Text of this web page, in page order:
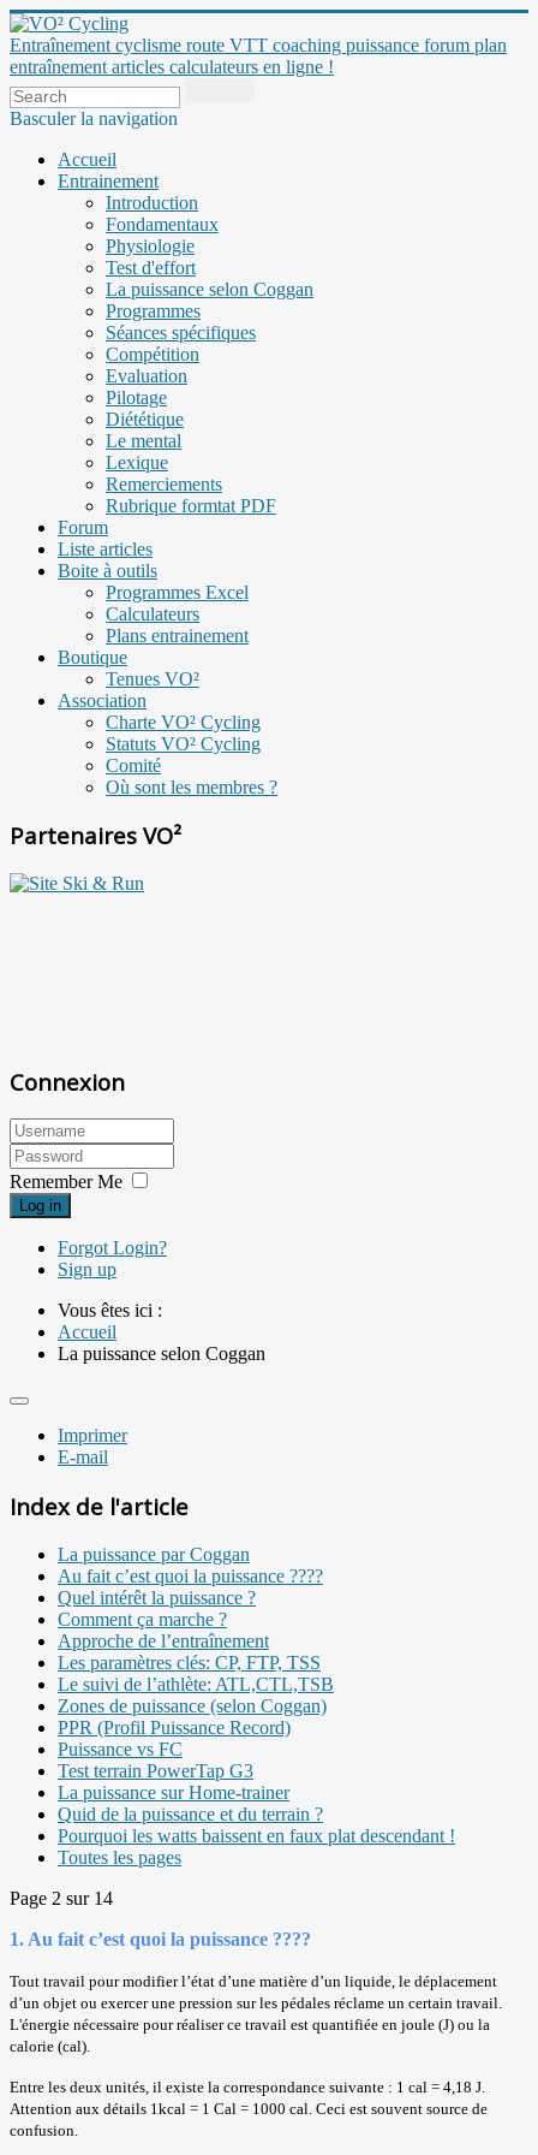
Entraînement cyclisme route VTT coaching puissance forum plan
entraînement articles calculateurs en ligne !
Basculer la navigation
Accueil
Entrainement
Introduction
Fondamentaux
Physiologie
Test d'effort
La puissance selon Coggan
Programmes
Séances spécifiques
Compétition
Evaluation
Pilotage
Diététique
Le mental
Lexique
Remerciements
Rubrique formtat PDF
Forum
Liste articles
Boite à outils
Programmes Excel
Calculateurs
Plans entrainement
Boutique
Tenues VO²
Association
Charte VO² Cycling
Statuts VO² Cycling
Comité
Où sont les membres ?
Partenaires VO²
Connexion
Remember Me
Log in
Forgot Login?
Sign up
Vous êtes ici :
Accueil
La puissance selon Coggan
Imprimer
E-mail
Index de l'article
La puissance par Coggan
Au fait c’est quoi la puissance ????
Quel intérêt la puissance ?
Comment ça marche ?
Approche de l’entraînement
Les paramètres clés: CP, FTP, TSS
Le suivi de l’athlète: ATL,CTL,TSB
Zones de puissance (selon Coggan)
PPR (Profil Puissance Record)
Puissance vs FC
Test terrain PowerTap G3
La puissance sur Home-trainer
Quid de la puissance et du terrain ?
Pourquoi les watts baissent en faux plat descendant !
Toutes les pages
Page 2 sur 14
1. Au fait c’est quoi la puissance ????
Tout travail pour modifier l’état d’une matière d’un liquide, le déplacement
d’un objet ou exercer une pression sur les pédales réclame un certain travail.
L'énergie nécessaire pour réaliser ce travail est quantifiée en joule (J) ou la
calorie (cal).
Entre les deux unités, il existe la correspondance suivante : 1 cal = 4,18 J.
Attention aux détails 1kcal = 1 Cal = 1000 cal. Ceci est souvent source de
confusion.